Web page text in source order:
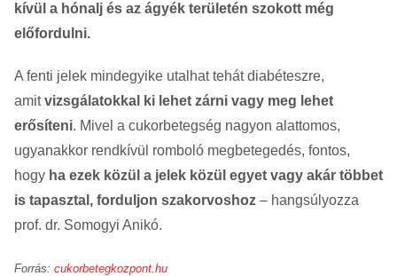
kívül a hónalj és az ágyék területén szokott még
előfordulni.
A fenti jelek mindegyike utalhat tehát diabéteszre,
amitvizsgálatokkal ki lehet zárni vagy meg lehet
erősíteni. Mivel a cukorbetegség nagyon alattomos,
ugyanakkor rendkívül romboló megbetegedés, fontos,
hogy ha ezek közül a jelek közül egyet vagy akár többet
is tapasztal, forduljon szakorvoshoz – hangsúlyozza
prof. dr. Somogyi Anikó.
Forrás: cukorbetegkozpont.hu